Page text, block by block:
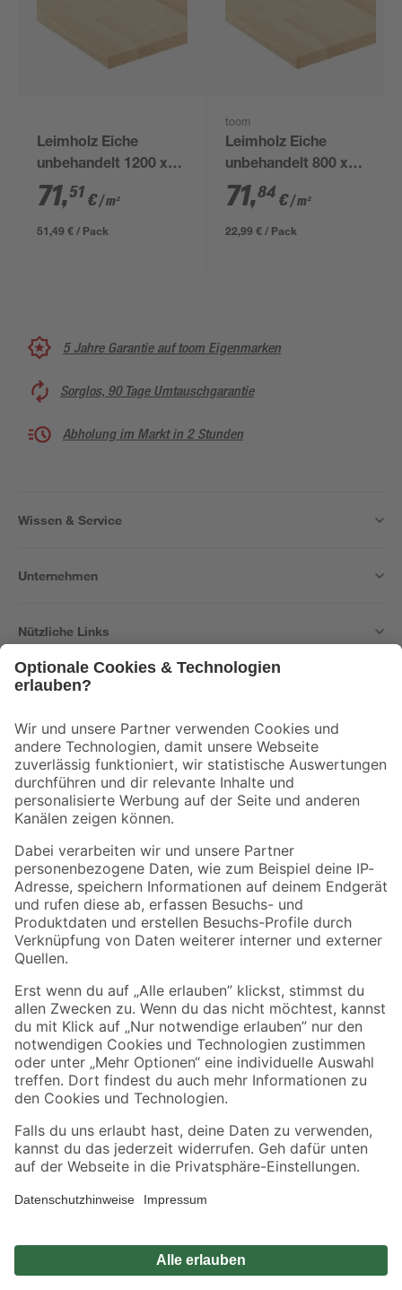
Leimholz Eiche
unbehandelt 1200 x
600 x 18 mm
71,51 €/ m²
51,49 € / Pack
toom
Leimholz Eiche
unbehandelt 800 x
400 x 18 mm
71,84 €/ m²
22,99 € / Pack
5 Jahre Garantie auf toom Eigenmarken
Sorglos, 90 Tage Umtauschgarantie
Abholung im Markt in 2 Stunden
Wissen & Service
Unternehmen
Nützliche Links
Der toom Newsletter: Keine Angebote und Aktionen mehr verpassen!
Zur Newsletter Anmeldung
Folge uns
Zahlungsarten Versandarten
Sicher einkaufen
Jetzt die toom-App herunterladen
Alle Preisangaben in EUR inkl. gesetzl. MwSt.. Die dargestellten Angebote sind unter
Umständen nicht in allen Märkten verfügbar. Die angegebenen Verfügbarkeiten beziehen
Produkte nur solange der Vorrat reicht.
*Paketversand ab 59 € versandkostenfrei, gilt nicht für Artikel mit Speditionsversand, hier
Privatsphäre Impressum
Nutzungsbedingungen
Widerrufsrecht Vertrag widerrufen